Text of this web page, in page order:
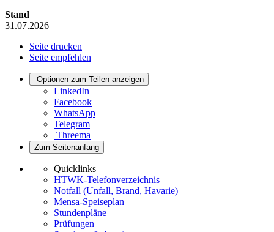
Stand
31.07.2026
Seite drucken
Seite empfehlen
Optionen zum Teilen anzeigen
LinkedIn
Facebook
WhatsApp
Telegram
Threema
Zum Seitenanfang
Quicklinks
HTWK-Telefonverzeichnis
Notfall (Unfall, Brand, Havarie)
Mensa-Speiseplan
Stundenpläne
Prüfungen